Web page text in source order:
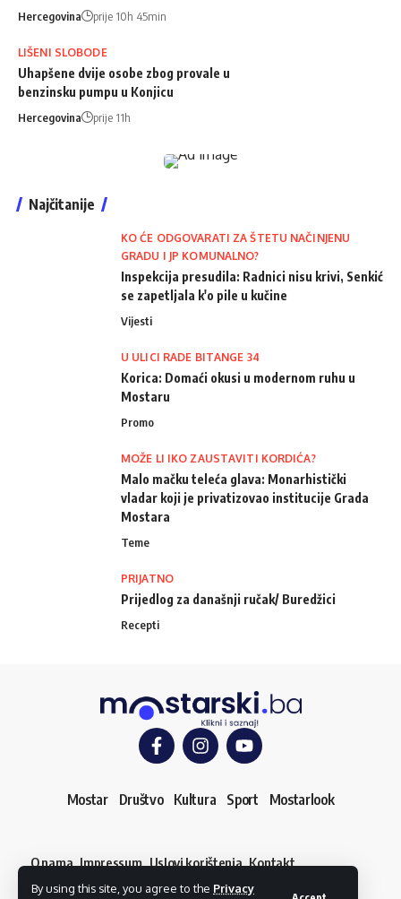
By using this site, you agree to the Privacy
Hercegovina prije 10h 45min
LIŠENI SLOBODE
Uhapšene dvije osobe zbog provale u
benzinsku pumpu u Konjicu
Hercegovina prije 11h
Najčitanije
KO ĆE ODGOVARATI ZA ŠTETU NAČINJENU
GRADU I JP KOMUNALNO?
Inspekcija presudila: Radnici nisu krivi, Senkić
se zapetljala k'o pile u kučine
Vijesti
U ULICI RADE BITANGE 34
Korica: Domaći okusi u modernom ruhu u
Mostaru
Promo
MOŽE LI IKO ZAUSTAVITI KORDIĆA?
Malo mačku teleća glava: Monarhistički
vladar koji je privatizovao institucije Grada
Mostara
Teme
PRIJATNO
Prijedlog za današnji ručak/ Buredžici
Recepti
Mostar Društvo Kultura Sport Mostarlook
O nama Impressum Uslovi korištenja Kontakt
Dojavi vijest